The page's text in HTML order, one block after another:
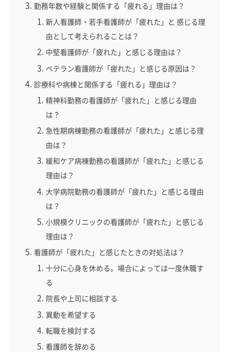
勤務年数や経験と関係する「疲れる」理由は？
新人看護師・若手看護師が「疲れた」と 感じる理
由として考えられることは？
中堅看護師が「疲れた」と感じる理由は？
ベテラン看護師が「疲れた」と感じる原因は？
診療科や病棟と関係する「疲れる」理由は？
精神科勤務の看護師が「疲れた」と感じる理由
は？
急性期病棟勤務の看護師が「疲れた」と感じる理
由は？
緩和ケア病棟勤務の看護師が「疲れた」と感じる
理由は？
大学病院勤務の看護師が「疲れた」と感じる理由
は？
小規模クリニックの看護師が「疲れた」と感じる
理由は？
看護師が「疲れた」と感じたときの対処法は？
十分に心身を休める。場合によっては一度休職す
る
院長や上司に相談する
異動を希望する
転職を検討する
看護師を辞める